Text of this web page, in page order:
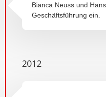
Bianca Neuss und
Geschäftsführung ein.
2012